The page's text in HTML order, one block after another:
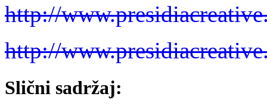
http://
http://
Slični sadržaj: